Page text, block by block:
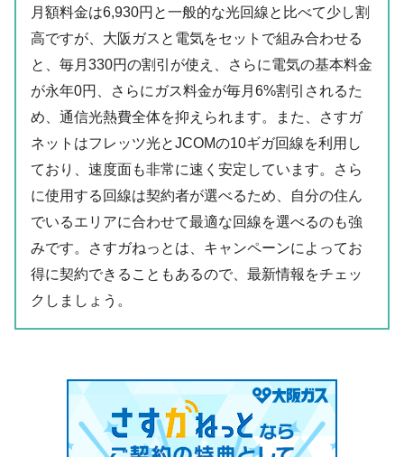
月額料金は6,930円と一般的な光回線と比べて少し割
高ですが、大阪ガスと電気をセットで組み合わせる
と、毎月330円の割引が使え、さらに電気の基本料金
が永年0円、さらにガス料金が毎月6%割引されるた
め、通信光熱費全体を抑えられます。また、さすガ
ネットはフレッツ光とJCOMの10ギガ回線を利用し
ており、速度面も非常に速く安定しています。さら
に使用する回線は契約者が選べるため、自分の住ん
でいるエリアに合わせて最適な回線を選べるのも強
みです。さすガねっとは、キャンペーンによってお
得に契約できることもあるので、最新情報をチェッ
クしましょう。